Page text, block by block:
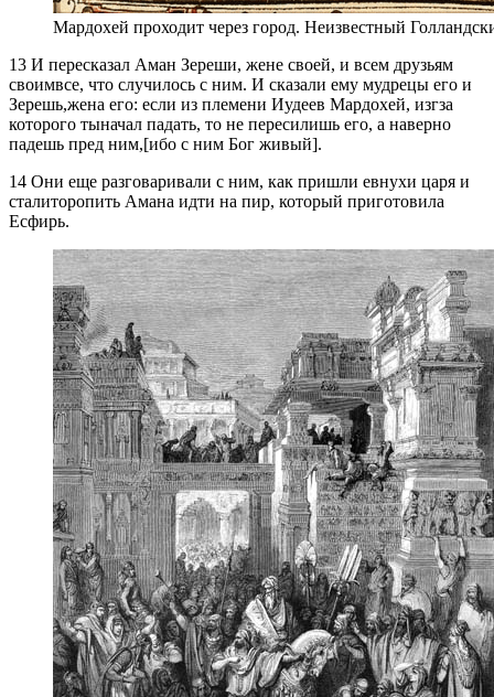
Мардохей проходит через город. Неизвестный
13 И пересказал Аман Зереши, жене своей, и всем друзьям
своимвсе, что случилось с ним. И сказали ему мудрецы его и
Зерешь,жена его: если из племени Иудеев Мардохей, изгза
которого тыначал падать, то не пересилишь его, а наверно
падешь пред ним,[ибо с ним Бог живый].
14 Они еще разговаривали с ним, как пришли евнухи царя и
сталиторопить Амана идти на пир, который приготовила
Есфирь.